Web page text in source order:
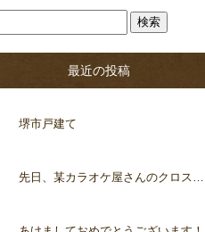
最近の投稿
堺市戸建て
先日、某カラオケ屋さんのクロス工事